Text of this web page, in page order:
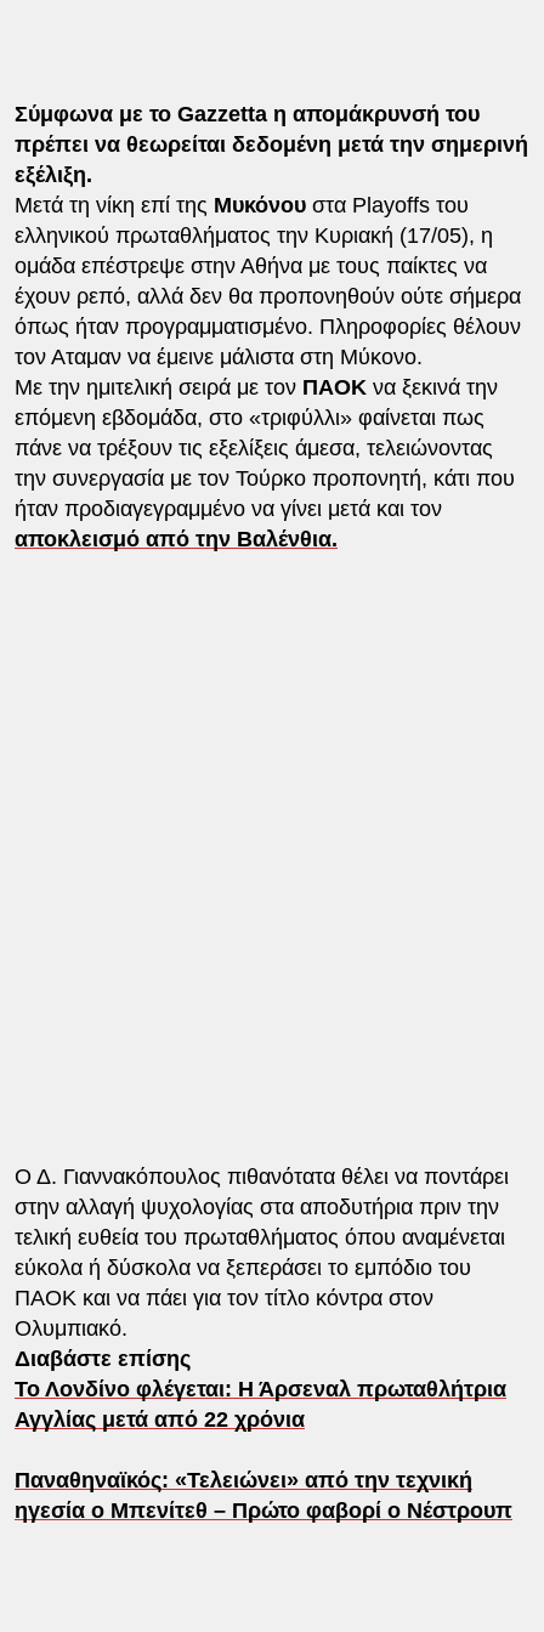
Σύμφωνα με το Gazzetta η απομάκρυνσή του
πρέπει να θεωρείται δεδομένη μετά την σημερινή
εξέλιξη.
Mετά τη νίκη επί της Μυκόνου στα Playoffs του
ελληνικού πρωταθλήματος την Κυριακή (17/05), η
ομάδα επέστρεψε στην Αθήνα με τους παίκτες να
έχουν ρεπό, αλλά δεν θα προπονηθούν ούτε σήμερα
όπως ήταν προγραμματισμένο. Πληροφορίες θέλουν
τον Αταμαν να έμεινε μάλιστα στη Μύκονο.
Με την ημιτελική σειρά με τον ΠΑΟΚ να ξεκινά την
επόμενη εβδομάδα, στο «τριφύλλι» φαίνεται πως
πάνε να τρέξουν τις εξελίξεις άμεσα, τελειώνοντας
την συνεργασία με τον Τούρκο προπονητή, κάτι που
ήταν προδιαγεγραμμένο να γίνει μετά και τον
αποκλεισμό από την Βαλένθια.
Ο Δ. Γιαννακόπουλος πιθανότατα θέλει να ποντάρει
στην αλλαγή ψυχολογίας στα αποδυτήρια πριν την
τελική ευθεία του πρωταθλήματος όπου αναμένεται
εύκολα ή δύσκολα να ξεπεράσει το εμπόδιο του
ΠΑΟΚ και να πάει για τον τίτλο κόντρα στον
Ολυμπιακό.
Διαβάστε επίσης
Το Λονδίνο φλέγεται: Η Άρσεναλ πρωταθλήτρια
Αγγλίας μετά από 22 χρόνια
Παναθηναϊκός: «Τελειώνει» από την τεχνική
ηγεσία ο Μπενίτεθ – Πρώτο φαβορί ο Νέστρουπ